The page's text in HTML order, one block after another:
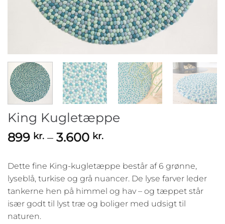
King Kugletæppe
899 kr. – 3.600 kr.Prisinterval:
til
3.600 kr.
Dette fine King-kugletæppe består af 6 grønne,
lyseblå, turkise og grå nuancer. De lyse farver leder
tankerne hen på himmel og hav – og tæppet står
især godt til lyst træ og boliger med udsigt til
naturen.